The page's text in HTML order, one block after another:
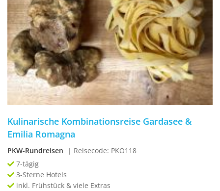
Kulinarische Kombinationsreise Gardasee &
Emilia Romagna
PKW-Rundreisen
| Reisecode: PKO118
7-tägig
3-Sterne Hotels
inkl. Frühstück & viele Extras